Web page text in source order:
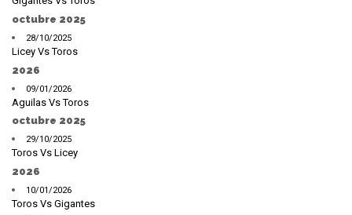
octubre 2025
28/10/2025
Licey Vs Toros
2026
09/01/2026
Aguilas Vs Toros
octubre 2025
29/10/2025
Toros Vs Licey
2026
10/01/2026
Toros Vs Gigantes